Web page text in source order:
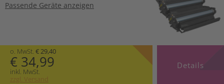
Passende Geräte anzeigen
o. MwSt. € 29,40
€ 34,99
inkl. MwSt.
zzgl. Versand
Details